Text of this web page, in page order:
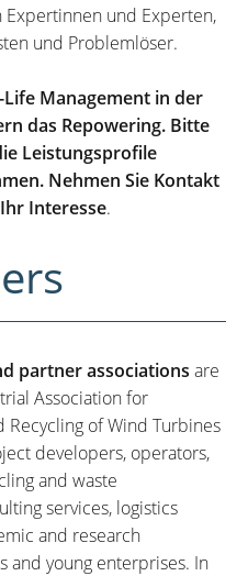
Expertinnen und Experten,
und Problemlöser.
Management in der
das Repowering. Bitte
Leistungsprofile
Nehmen Sie Kontakt
Interesse.
partner associations are
Association for
Recycling of Wind Turbines
developers, operators,
and waste
services, logistics
and research
and young enterprises. In